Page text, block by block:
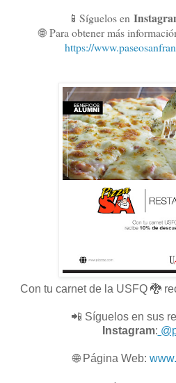
📱Síguelos en
🌐Para obtener más
https://
Con tu carnet de la USFQ 🐉
📲 Síguelos en sus
Instagram:
🌐 Página Web: